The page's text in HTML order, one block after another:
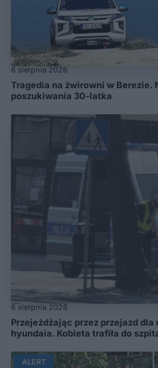
6 sierpnia 2026
Tragedia na żwirowni w
poszukiwania 30-latka
6 sierpnia 2026
Przejeżdżając przez przejazd dla
hyundaia. Kobieta trafiła do
ALERT